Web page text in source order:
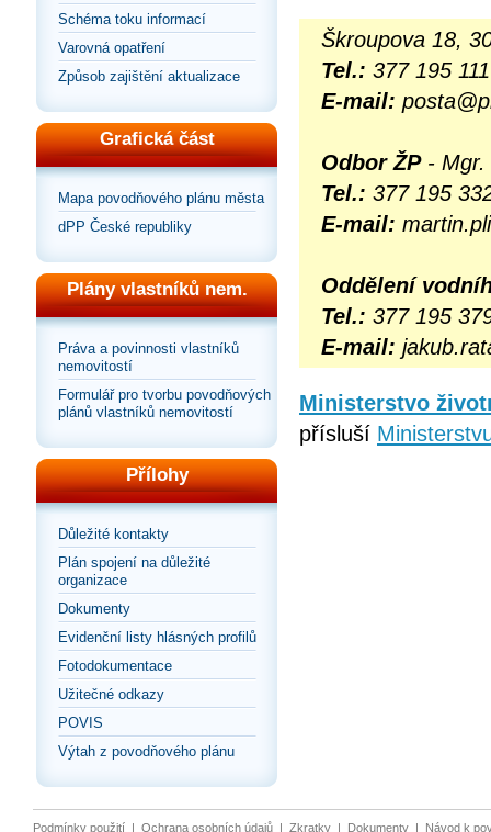
Schéma toku informací
Varovná opatření
Způsob zajištění aktualizace
Grafická část
Mapa povodňového plánu města
dPP České republiky
Plány vlastníků nem.
Práva a povinnosti vlastníků
nemovitostí
Formulář pro tvorbu povodňových
plánů vlastníků nemovitostí
Přílohy
Důležité kontakty
Plán spojení na důležité
organizace
Dokumenty
Evidenční listy hlásných profilů
Fotodokumentace
Užitečné odkazy
POVIS
Výtah z povodňového plánu
Škroupova 18,
Tel.: 377 195 111
E-mail:
Odbor ŽP- Mgr.
Tel.: 377 195
E-mail:
Oddělení
Tel.: 377 195
E-mail:
Ministerstvo
přísluší
Podmínky použití | Ochrana osobních údajů | Zkratky | Dokumenty | Návod k